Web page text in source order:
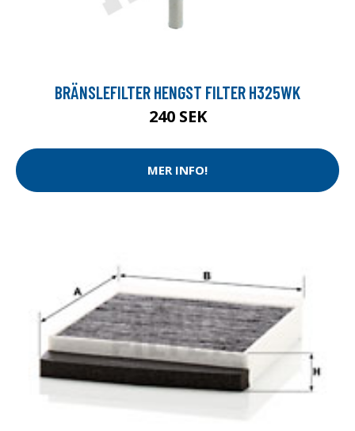
BRÄNSLEFILTER HENGST FILTER H325WK
240 SEK
MER INFO!